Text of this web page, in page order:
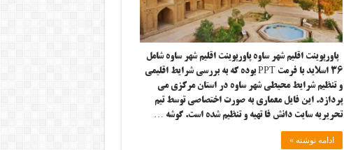
پاورپوینت اقلیم شهر ساوه پاورپوینت اقلیم شهر ساوه شامل
۳۶ اسلاید با فرمت PPT بوده که به بررسی شرایط اقلیمی
و تنظیم شرایط محیطی شهر ساوه در استان مرکزی می
پردازد. این فایل معماری به صورت اختصاصی توسط تیم
تحریریه سایت دانش فا تهیه و تنظیم شده است. گوشه …
ادامه نوشته »